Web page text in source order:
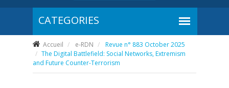
Accueil e-RDN
Revue n° 883 October 2025
The Digital Battlefield: Social Networks, Extremism
and Future Counter-Terrorism